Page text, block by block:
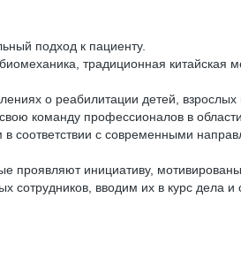
подход к пациенту.
традиционная китайская
о реабилитации детей, взрослых
профессионалов в области
с современными
инициативу,
сотрудников, вводим их в курс дела